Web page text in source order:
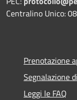
Centralino Unico:
Prenotazione
Segnalazione
Leggi le FAQ